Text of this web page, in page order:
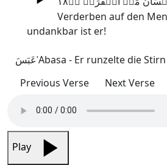
Verderben auf den
undankbar ist er!
عَبَسَʿAbasa - Er runzelte die Stirn
Previous Verse
Next Verse
Play